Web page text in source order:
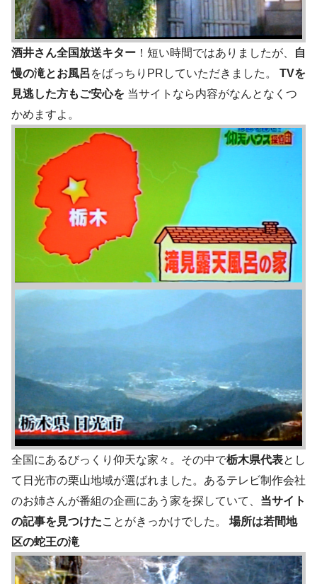
酒井さん全国放送キター ！短い時間ではありましたが、
自
慢の滝とお風呂をばっちりPRしていただきました。
TVを
見逃した方もご安心を 当サイトなら内容がなんとなくつ
かめますよ。
全国にあるびっくり仰天な家々。その中で栃木県代表とし
て日光市の栗山地域が選ばれました。あるテレビ制作会社
のお姉さんが番組の企画にあう家を探していて、 当サイト
の記事を見つけたことがきっかけでした。 場所は若間地
区の蛇王の滝